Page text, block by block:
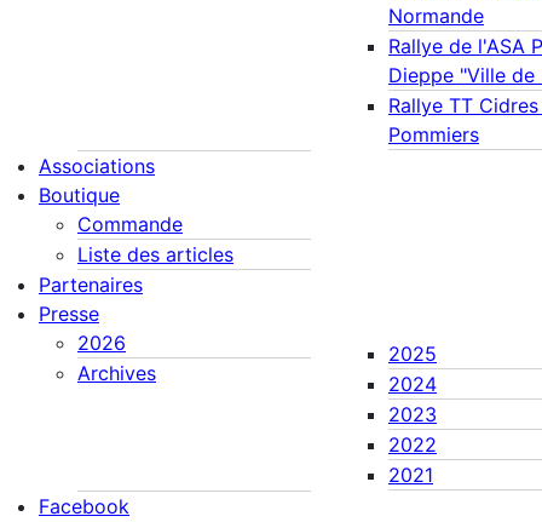
Normande
Rallye de l'ASA
Dieppe "Ville de
Rallye TT
Pommiers
Associations
Boutique
Commande
Liste des articles
Partenaires
Presse
2026
Archives
2025
2024
2023
2022
2021
Facebook